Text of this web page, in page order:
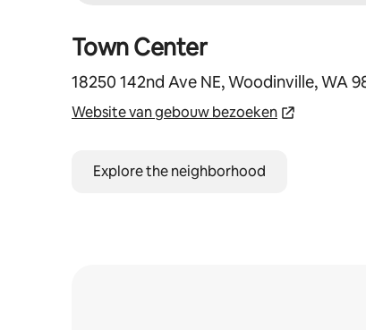
Town Center
18250 142nd Ave NE, Woodinville, WA
Website van gebouw bezoeken
Explore the neighborhood